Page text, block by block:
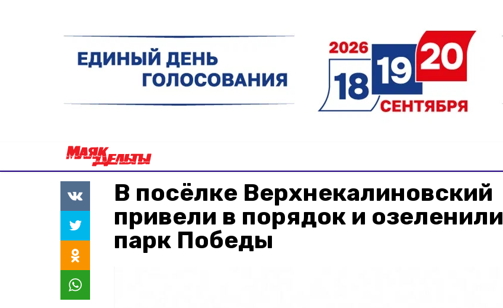
В посёлке Верхнекалиновский
привели в порядок и озеленили
парк Победы